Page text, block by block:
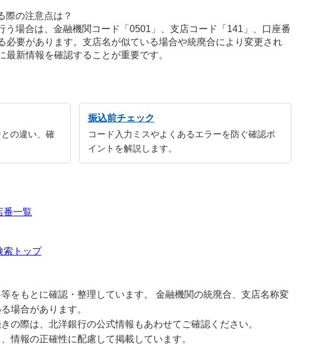
際の注意点は？
う場合は、金融機関コード「0501」、支店コード「141」、口座番
必要があります。支店名が似ている場合や統廃合により変更され
新情報を確認することが重要です。
の違い、確
振込前チェック
コード入力ミスやよくあるエラーを防ぐ確認ポ
イントを解説します。
番一覧
索トップ
をもとに確認・整理しています。 金融機関の統廃合、支店名称変
場合があります。
の際は、北洋銀行の公式情報もあわせてご確認ください。
情報の正確性に配慮して掲載しています。